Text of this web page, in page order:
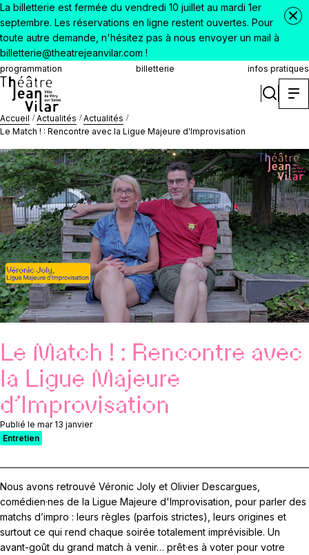
La billetterie est fermée du vendredi 10 juillet au mardi 1er
septembre. Les réservations en ligne restent ouvertes. Pour
toute autre demande, n'hésitez pas à nous envoyer un mail à
billetterie@theatrejeanvilar.com !
programmation billetterie infos pratiques
Accueil Actualités
Actualités
Le Match ! : Rencontre avec la Ligue Majeure d'Improvisation
Le Match ! : Rencontre avec
la Ligue Majeure
d’Improvisation
Publié le mar 13 janvier
Entretien
Nous avons retrouvé Véronic Joly et Olivier Descargues,
comédien·nes de la Ligue Majeure d'Improvisation, pour parler des
matchs d’impro : leurs règles (parfois strictes), leurs origines et
surtout ce qui rend chaque soirée totalement imprévisible. Un
avant-goût du grand match à venir… prêt·es à voter pour votre